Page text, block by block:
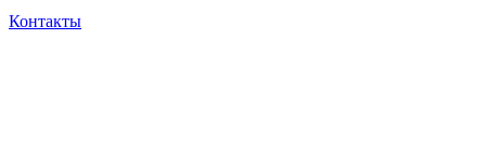
Контакты